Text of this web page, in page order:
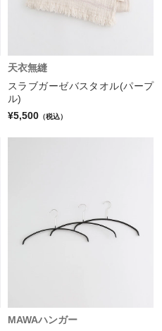
天衣無縫
スラブガーゼバスタオル(パープ
ル)
¥5,500 （税込）
MAWAハンガー